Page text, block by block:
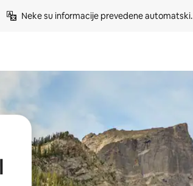
Neke su informacije prevedene automatski.